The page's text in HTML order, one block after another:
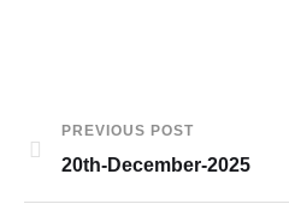
PREVIOUS POST
20th-December-2025